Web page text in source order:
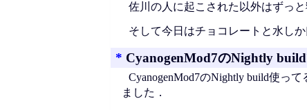
佐川の人に起こされた以外はずっと
そして今日はチョコレートと水し
* CyanogenMod7のNightly
CyanogenMod7のNightly build使っ
ました．